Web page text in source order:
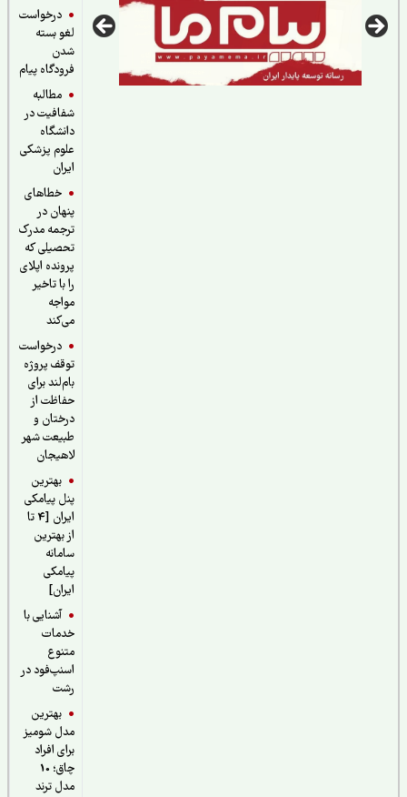
درخواست
لغو بسته
فرودگاه پیام
مطالبه
شفافیت در
دانشگاه
علوم پزشکی
خطاهای
پنهان در
ترجمه مدرک
تحصیلی که
پرونده اپلای
را با تاخیر
درخواست
توقف پروژه
بام‌لند برای
حفاظت از
درختان و
طبیعت شهر
لاهیجان
بهترین
پنل پیامکی
ایران [4 تا
از بهترین
سامانه
پیامکی
آشنایی با
خدمات
اسنپ‌فود در
بهترین
مدل شومیز
برای افراد
چاق؛ 10
مدل ترند